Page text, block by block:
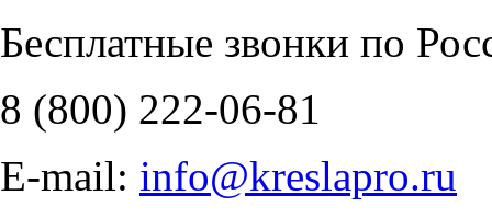
Бесплатные звонки по
8 (800) 222-06-81
E-mail: info@kreslapro.ru